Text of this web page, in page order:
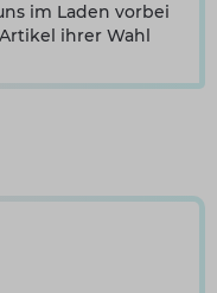
im Laden vorbei
ihrer Wahl